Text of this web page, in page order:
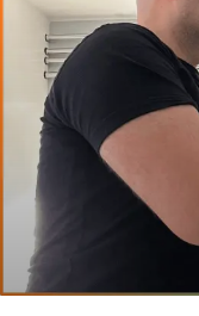
Sänk dina
elektriker i
hem
I tider med
energieffektivisering
bor i äldre fastigheter